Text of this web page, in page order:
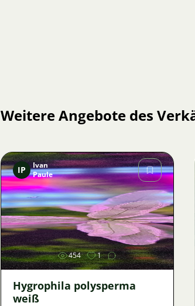
Weitere Angebote des
Bild
IP
Ivan
Paule
454 1
Hygrophila polysperma
weiß